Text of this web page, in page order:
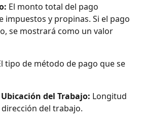
El monto total del pago
impuestos y propinas. Si el pago
se mostrará como un valor
tipo de método de pago que se
del Trabajo: Longitud
del trabajo.